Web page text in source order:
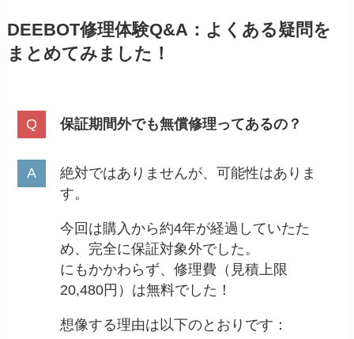
DEEBOT修理体験Q&A：よくある疑問を
まとめてみました！
保証期間外でも無償修理ってあるの？
絶対ではありませんが、可能性はありま
す。
今回は購入から約4年が経過していたた
め、完全に保証対象外でした。
にもかかわらず、修理費（見積上限
20,480円）は無料でした！
想像する理由は以下のとおりです：